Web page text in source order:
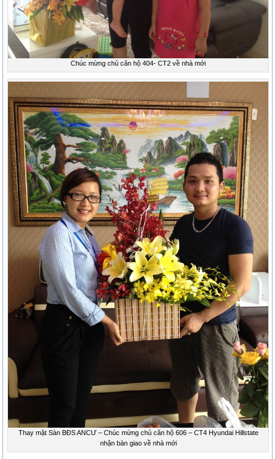
Chúc mừng chủ căn hộ 404- CT2 về nhà mới
Thay mặt Sàn BĐS ANCƯ – Chúc mừng chủ căn hộ 606 – CT4 Hyundai Hillstate
nhận bàn giao về nhà mới